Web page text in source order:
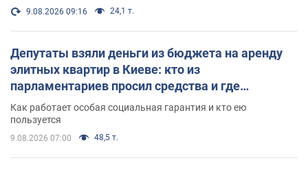
9.08.2026 09:16 24,1 т.
Депутаты взяли деньги из бюджета на аренду
элитных квартир в Киеве: кто из
парламентариев просил средства и где
поселился
Как работает особая социальная гарантия и кто ею
пользуется
9.08.2026 07:00 48,5 т.